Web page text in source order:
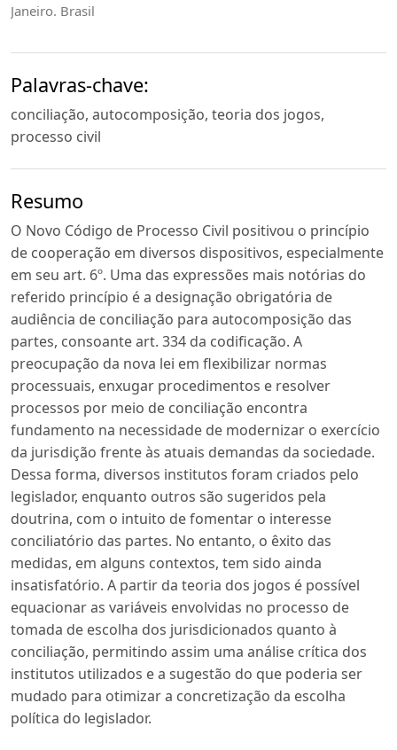
Janeiro. Brasil
Palavras-chave:
conciliação, autocomposição, teoria dos jogos,
processo civil
Resumo
O Novo Código de Processo Civil positivou o princípio
de cooperação em diversos dispositivos, especialmente
em seu art. 6º. Uma das expressões mais notórias do
referido princípio é a designação obrigatória de
audiência de conciliação para autocomposição das
partes, consoante art. 334 da codificação. A
preocupação da nova lei em flexibilizar normas
processuais, enxugar procedimentos e resolver
processos por meio de conciliação encontra
fundamento na necessidade de modernizar o exercício
da jurisdição frente às atuais demandas da sociedade.
Dessa forma, diversos institutos foram criados pelo
legislador, enquanto outros são sugeridos pela
doutrina, com o intuito de fomentar o interesse
conciliatório das partes. No entanto, o êxito das
medidas, em alguns contextos, tem sido ainda
insatisfatório. A partir da teoria dos jogos é possível
equacionar as variáveis envolvidas no processo de
tomada de escolha dos jurisdicionados quanto à
conciliação, permitindo assim uma análise crítica dos
institutos utilizados e a sugestão do que poderia ser
mudado para otimizar a concretização da escolha
política do legislador.